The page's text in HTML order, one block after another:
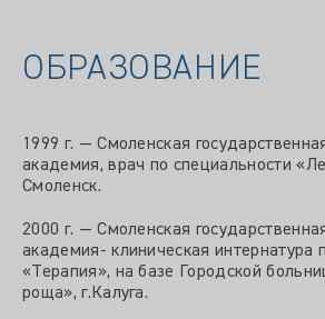
ОБРАЗОВАНИЕ
1999 г. — Смоленская
академия, врач по специальности
Смоленск.
2000 г. — Смоленская
академия- клиническая интернатура
«Терапия», на базе Городской
роща», г.Калуга.